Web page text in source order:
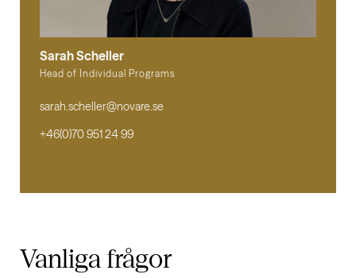
Sarah Scheller
Head of Individual Programs
sarah.scheller@novare.se
+46(0)70 951 24 99
Vanliga frågor